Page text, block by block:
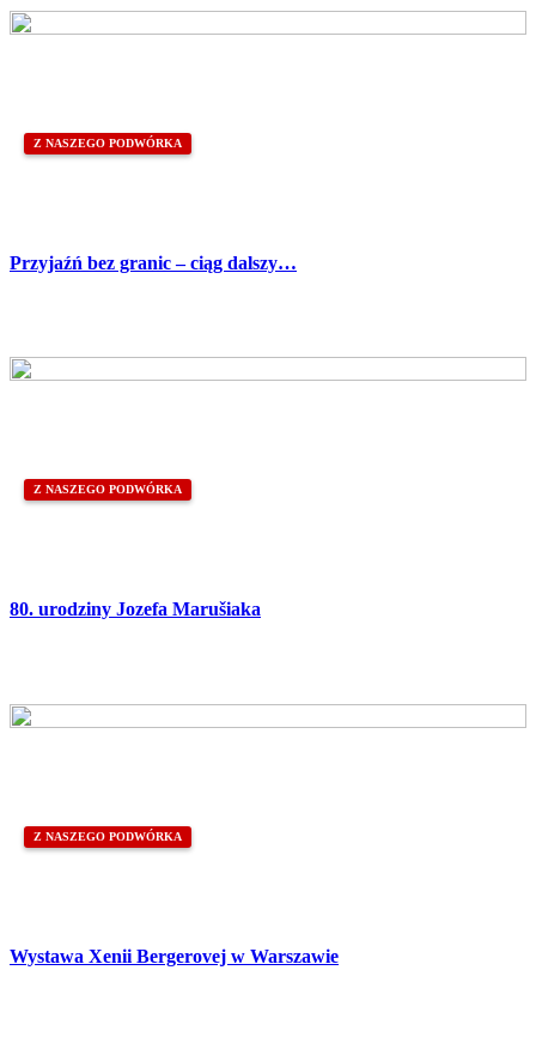
Z NASZEGO PODWÓRKA
Przyjaźń bez granic – ciąg dalszy…
Z NASZEGO PODWÓRKA
80. urodziny Jozefa Marušiaka
Z NASZEGO PODWÓRKA
Wystawa Xenii Bergerovej w Warszawie